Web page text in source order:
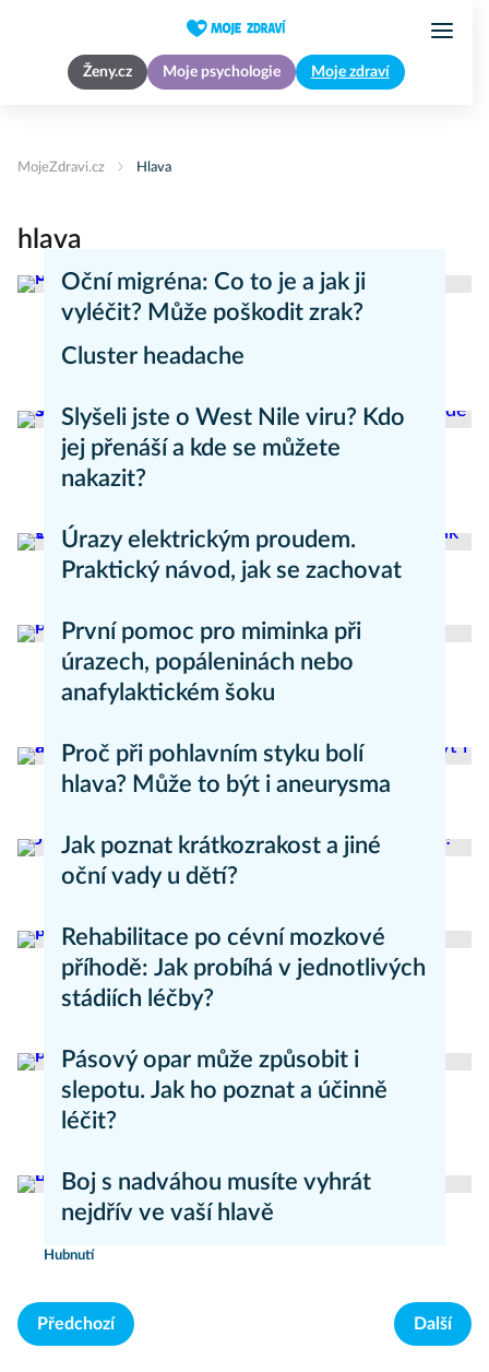
Ženy.cz Moje psychologie Moje zdraví
MojeZdravi.cz Hlava
hlava
Oční migréna: Co to je a jak ji
vyléčit? Může poškodit zrak?
Zdravý životní styl
Cluster headache
Slyšeli jste o West Nile viru? Kdo
jej přenáší a kde se můžete
nakazit?
Zdravý životní styl
Úrazy elektrickým proudem.
Praktický návod, jak se zachovat
První pomoc pro miminka při
úrazech, popáleninách nebo
anafylaktickém šoku
Proč při pohlavním styku bolí
hlava? Může to být i aneurysma
Jak poznat krátkozrakost a jiné
oční vady u dětí?
Rehabilitace po cévní mozkové
příhodě: Jak probíhá v jednotlivých
stádiích léčby?
Pásový opar může způsobit i
slepotu. Jak ho poznat a účinně
léčit?
Boj s nadváhou musíte vyhrát
nejdřív ve vaší hlavě
Hubnutí
Předchozí Další